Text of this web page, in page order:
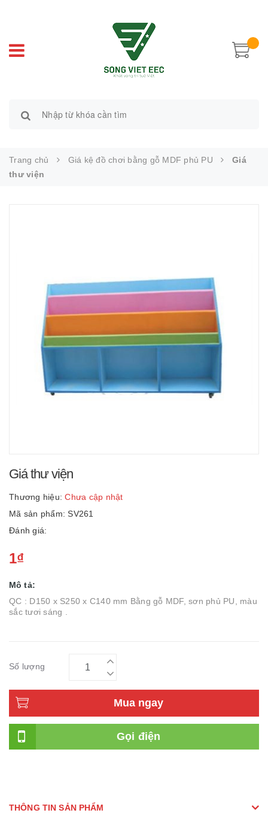
Trang chủ Giá kệ đồ chơi bằng gỗ MDF phủ PU
Giá
thư viện
Giá thư viện
Thương hiệu: Chưa cập nhật
Mã sản phẩm: SV261
Đánh giá:
1₫
Mô tả:
QC : D150 x S250 x C140 mm Bằng gỗ MDF, sơn phủ PU, màu
sắc tươi sáng .
Số lượng
Mua ngay
Gọi điện
THÔNG TIN SẢN PHẨM